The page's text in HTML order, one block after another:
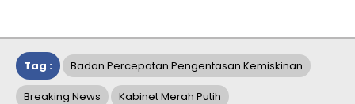
Tag : Badan Percepatan Pengentasan Kemiskinan
Breaking News Kabinet Merah Putih